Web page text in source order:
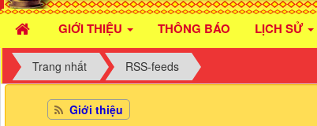
GIỚI THIỆU THÔNG BÁO LỊCH SỬ
Trang nhất RSS-feeds
Giới thiệu